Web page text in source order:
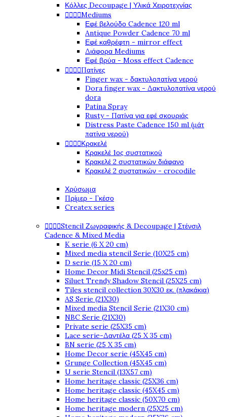
Κόλλες Decoupage | Υλικά Χειροτεχνίας
Mediums
Εφέ βελούδο Cadence 120 ml
Antique Powder Cadence 70 ml
Εφέ καθρέφτη - mirror effect
Διάφορα Mediums
Εφέ βρύα - Moss effect Cadence
Πατίνες
Finger wax - δακτυλοπατίνα νερού
Dora finger wax - Δακτυλοπατίνα νερού
dora
Patina Spray
Rusty - Πατίνα για εφέ σκουριάς
Distress Paste Cadence 150 ml (μάτ
πατίνα νερού)
Κρακελέ
Κρακελέ 1ος συστατικού
Κρακελέ 2 συστατικών διάφανο
Κρακελέ 2 συστατικών - crocodile
Χρύσωμα
Πρίμερ - Γκέσο
Createx series
Stencil Ζωγραφικής & Decoupage | Στένσιλ
Cadence & Mixed Media
K serie (6 X 20 cm)
Mixed media stencil Serie (10X25 cm)
D serie (15 X 20 cm)
Home Decor Midi Stencil (25x25 cm)
Siluet Trendy Shadow Stencil (25X25 cm)
Tiles stencil collection 30X30 εκ. (πλακάκια)
AS Serie (21X30)
Mixed media Stencil Serie (21X30 cm)
NBC Serie (21X30)
Private serie (25X35 cm)
Lace serie-Δαντέλα (25 X 35 cm)
BN serie (25 X 35 cm)
Home Decor serie (45X45 cm)
Grunge Collection (45X45 cm)
U serie Stencil (13X57 cm)
Home heritage classic (25X36 cm)
Home heritage classic (45X45 cm)
Home heritage classic (50X70 cm)
Home heritage modern (25X25 cm)